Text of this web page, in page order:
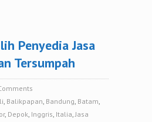
Penyedia Jasa
Tersumpah
, Balikpapan, Bandung, Batam,
, Depok, Inggris, Italia,Jasa